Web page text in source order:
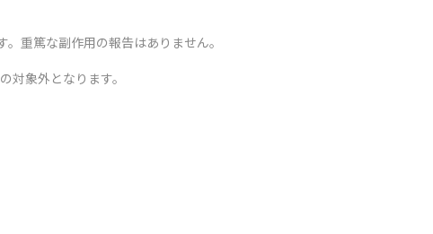
重篤な副作用の報告はありません。
象外となります。